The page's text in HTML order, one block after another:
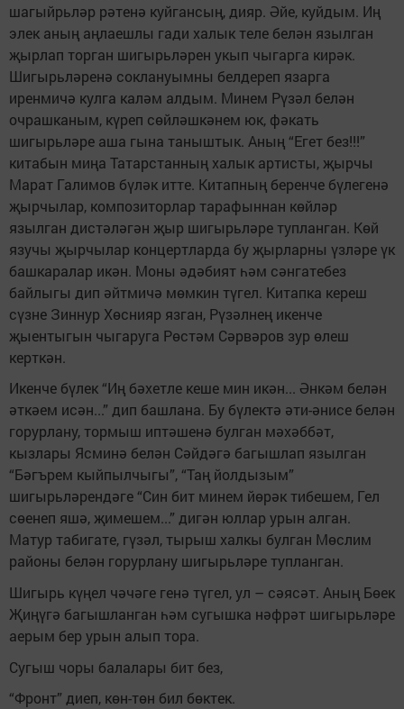
шагыйрьләр рәтенә куйгансың, дияр. Әйе, куйдым. Иң
элек аның аңлаешлы гади халык теле белән язылган
җырлап торган шигырьләрен укып чыгарга кирәк.
Шигырьләренә соклануымны белдереп язарга
иренмичә кулга каләм алдым. Минем Рүзәл белән
очрашканым, күреп сөйләшкәнем юк, фәкать
шигырьләре аша гына таныштык. Аның “Егет без!!!”
китабын миңа Татарстанның халык артисты, җырчы
Марат Галимов бүләк итте. Китапның беренче бүлегенә
җырчылар, композиторлар тарафыннан көйләр
язылган дистәләгән җыр шигырьләре тупланган. Көй
язучы җырчылар концертларда бу җырларны үзләре үк
башкаралар икән. Моны әдәбият һәм сәнгатебез
байлыгы дип әйтмичә мөмкин түгел. Китапка кереш
сүзне Зиннур Хөснияр язган, Рүзәлнең икенче
җыентыгын чыгаруга Рөстәм Сәрвәров зур өлеш
керткән.
Икенче бүлек “Иң бәхетле кеше мин икән... Әнкәм белән
әткәем исән...” дип башлана. Бу бүлектә әти-әнисе белән
горурлану, тормыш иптәшенә булган мәхәббәт,
кызлары Ясминә белән Сәйдәгә багышлап язылган
“Бәгърем кыйпылчыгы”, “Таң йолдызым”
шигырьләрендәге “Син бит минем йөрәк тибешем, Гел
сөенеп яшә, җимешем...” дигән юллар урын алган.
Матур табигате, гүзәл, тырыш халкы булган Мөслим
районы белән горурлану шигырьләре тупланган.
Шигырь күңел чәчәге генә түгел, ул – сәясәт. Аның Бөек
Җиңүгә багышланган һәм сугышка нәфрәт шигырьләре
аерым бер урын алып тора.
Сугыш чоры балалары бит без,
“Фронт” диеп, көн-төн бил бөктек.